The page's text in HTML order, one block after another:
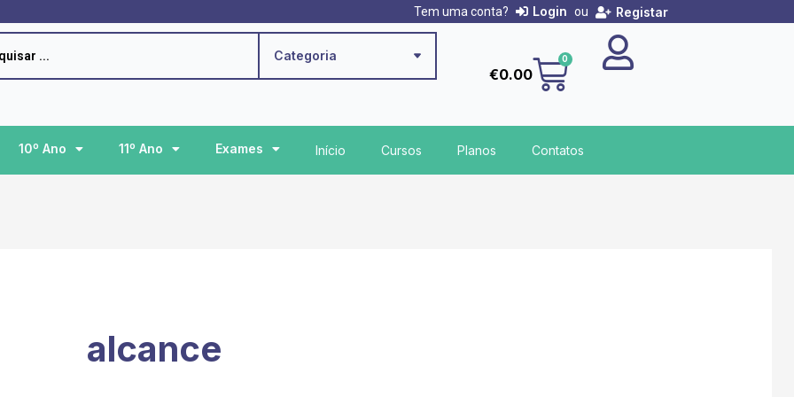
Tem uma conta? Login ou Registar
Categoria
€0.00
0Cart
10º Ano 11º Ano Exames Início Cursos Planos Contatos
alcance